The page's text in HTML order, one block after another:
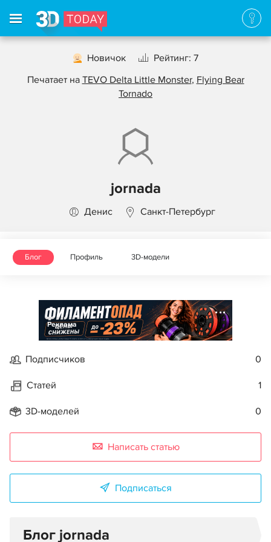
Новичок
Рейтинг: 7
Печатает на TEVO Delta Little Monster, Flying Bear
Tornado
jornada
Денис Санкт-Петербург
Блог Профиль 3D-модели
Реклама
Подписчиков 0
Статей 1
3D-моделей 0
Написать статью
Подписаться
Блог jornada